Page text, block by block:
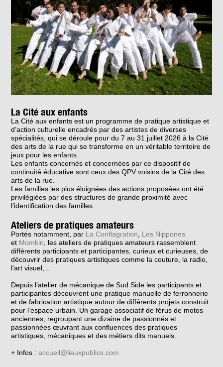
La Cité aux enfants
La Cité aux enfants est un programme de pratique artistique et
d’action culturelle encadrés par des artistes de diverses
spécialités, qui se déroule pour du 7 au 31 juillet 2026 à la Cité
des arts de la rue qui se transforme en un véritable territoire de
jeux pour les enfants.
Les enfants concernés et concernées par ce dispositif de
continuité éducative sont ceux des QPV voisins de la Cité des
arts de la rue.
Les familles les plus éloignées des actions proposées ont été
privilégiées par des structures de grande proximité avec
l’identification des familles.
Ateliers de pratiques amateurs
Portés notamment par La Conflagration
Les Nippones
et Momkin les ateliers de pratiques amateurs rassemblent
différents participants et participantes,curieux et curieuses, de
découvrirdes pratiques artistiques comme la couture, la radio,
l'art visuel,..
Depuis l’atelier de mécanique de SudSide les participants et
participantesdécouvrent une pratique manuelle de ferronnerie
et de fabrication artistique autour de différents projets construit
pour l’espace urbain. Un garage associatif de férus de motos
anciennes, regroupant une dizaine de passionnés et
passionnéesœuvrant aux confluences des pratiques
artistiques, mécaniques et des métiers dits manuels.
+ Infos :accueil@lieuxpublics.com